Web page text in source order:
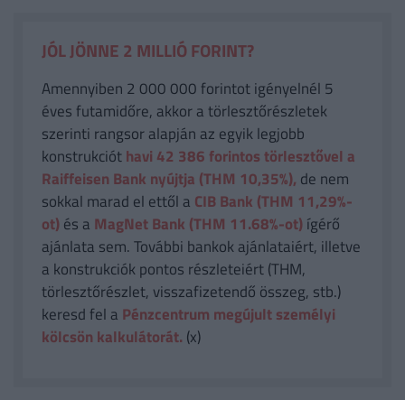
JÓL JÖNNE 2 MILLIÓ FORINT?
Amennyiben 2 000 000 forintot igényelnél 5
éves futamidőre, akkor a törlesztőrészletek
szerinti rangsor alapján az egyik legjobb
konstrukcióthavi 42 386 forintos törlesztővel a
Raiffeisen Bank nyújtja (THM 10,35%), de nem
sokkal marad el ettől a CIB Bank (THM 11,29%-
ot)és a MagNet Bank (THM 11.68%-ot)ígérő
ajánlata sem. További bankok ajánlataiért, illetve
a konstrukciók pontos részleteiért (THM,
törlesztőrészlet, visszafizetendő összeg, stb.)
keresd fel a Pénzcentrum megújult személyi
kölcsön kalkulátorát. (x)